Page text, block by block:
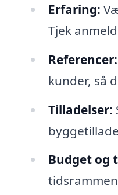
Erfaring:
Tjek
Referencer:
kunder, så
Tilladelser:
Budget og